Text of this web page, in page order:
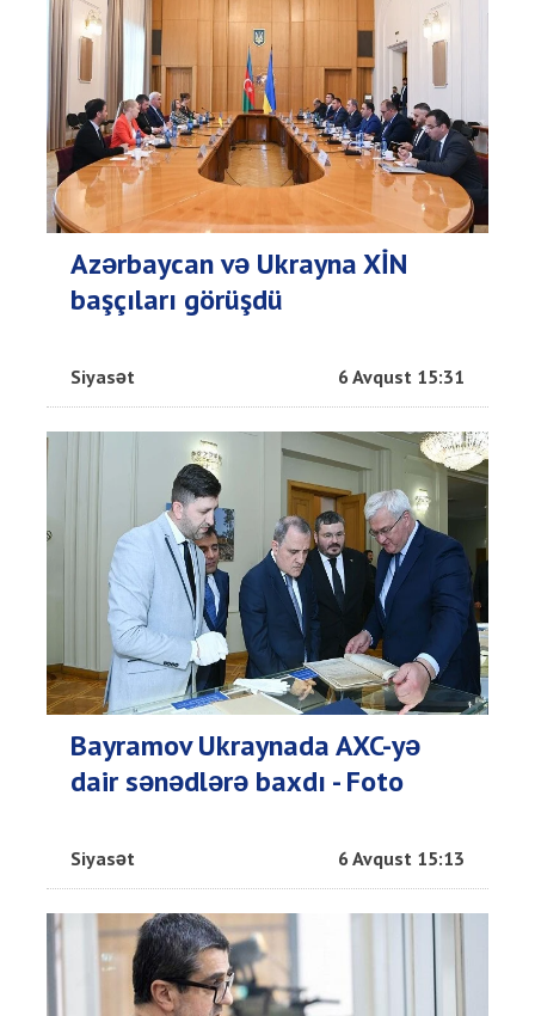
Azərbaycan və Ukrayna XİN
başçıları görüşdü
Siyasət 6 Avqust 15:31
Bayramov Ukraynada AXC-yə
dair sənədlərə baxdı - Foto
Siyasət 6 Avqust 15:13